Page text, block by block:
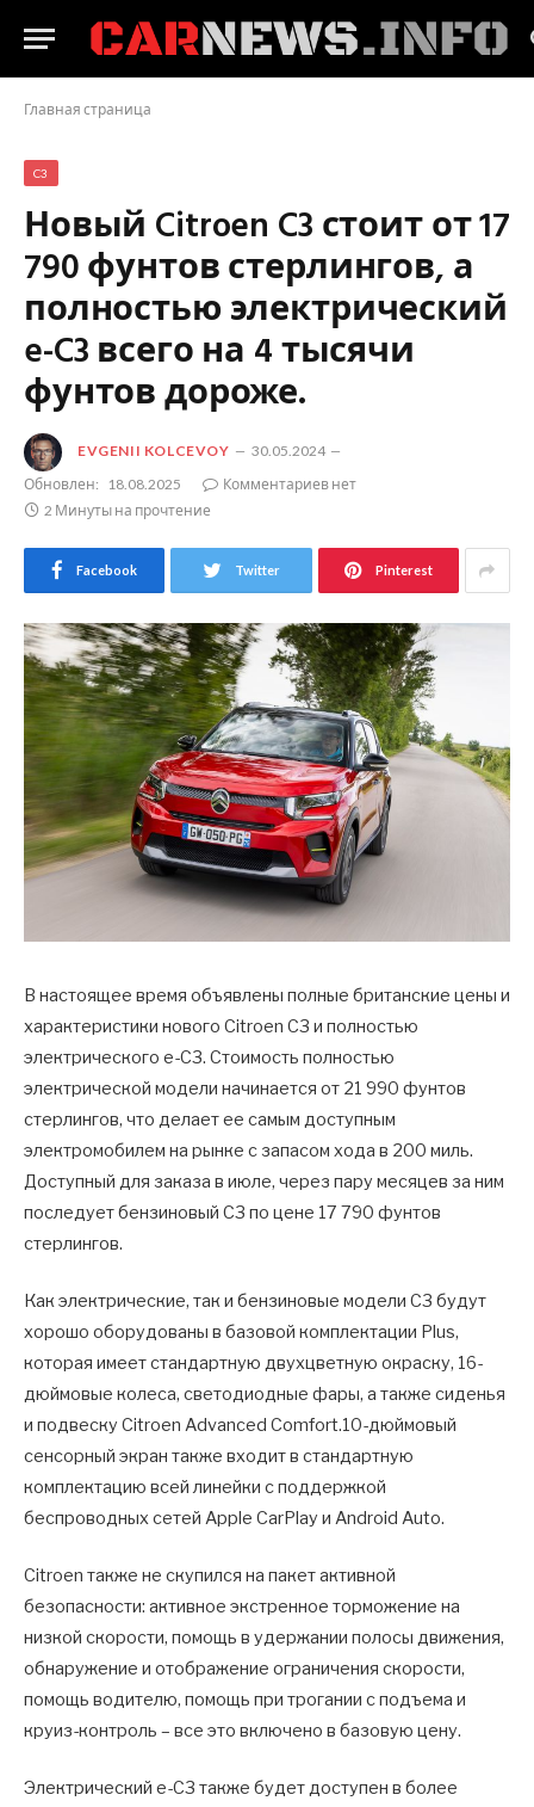
Главная страница
C3
Новый Citroen C3 стоит от 17
790 фунтов стерлингов, а
полностью электрический
e-C3 всего на 4 тысячи
фунтов дороже.
EVGENII KOLCEVOY
30.05.2024
Обновлен:
18.08.2025
Комментариев нет
2 Минуты на прочтение
Facebook Twitter Pinterest
В настоящее время объявлены полные британские цены и
характеристики нового Citroen C3 и полностью
электрического e-C3. Стоимость полностью
электрической модели начинается от 21 990 фунтов
стерлингов, что делает ее самым доступным
электромобилем на рынке с запасом хода в 200 миль.
Доступный для заказа в июле, через пару месяцев за ним
последует бензиновый C3 по цене 17 790 фунтов
стерлингов.
Как электрические, так и бензиновые модели C3 будут
хорошо оборудованы в базовой комплектации Plus,
которая имеет стандартную двухцветную окраску, 16-
дюймовые колеса, светодиодные фары, а также сиденья
и подвеску Citroen Advanced Comfort.10-дюймовый
сенсорный экран также входит в стандартную
комплектацию всей линейки с поддержкой
беспроводных сетей Apple CarPlay и Android Auto.
Citroen также не скупился на пакет активной
безопасности: активное экстренное торможение на
низкой скорости, помощь в удержании полосы движения,
обнаружение и отображение ограничения скорости,
помощь водителю, помощь при трогании с подъема и
круиз-контроль – все это включено в базовую цену.
Электрический e-C3 также будет доступен в более